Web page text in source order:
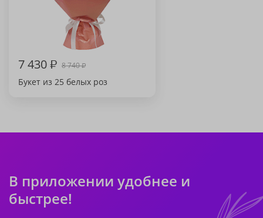
7 430₽ 8 740₽
Букет из 25 белых роз
В приложении удобнее и
быстрее!